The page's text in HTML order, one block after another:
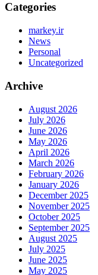
Categories
markey.ir
News
Personal
Uncategorized
Archive
August 2026
July 2026
June 2026
May 2026
April 2026
March 2026
February 2026
January 2026
December 2025
November 2025
October 2025
September 2025
August 2025
July 2025
June 2025
May 2025